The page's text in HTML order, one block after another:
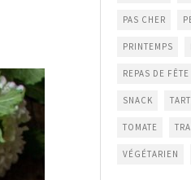
PAS CHER
PRINTEMPS
REPAS DE FÊTE
SNACK
TOMATE
VÉGÉTARIEN